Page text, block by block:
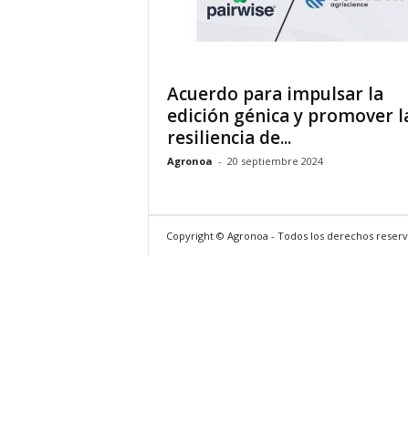
Acuerdo para impulsar la
edición génica y promover
resiliencia de...
Agronoa - 20 septiembre 2024
Copyright © Agronoa - Todos los derechos